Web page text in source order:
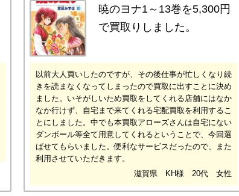
暁のヨナ1～13巻を5,300円
で買取りしました。
以前大人買いしたのですが、その後仕事が忙しくなり続
きを読まなくなってしまったので買取に出すことに決め
ました。いそがしいため買取をしてくれる店舗にはなか
なか行けず、自宅まで来てくれる宅配買取を利用するこ
とにしました。中でも本買取アローズさんは自宅にない
ダンボール等全て用意してくれるということで、今回選
ばせてもらいました。便利なサービスだったので、また
利用させていただきます。
滋賀県 KH様 20代 女性